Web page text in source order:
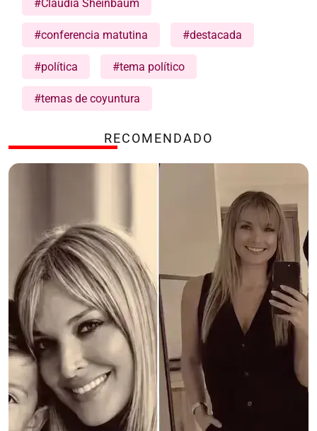
#Claudia Sheinbaum
#conferencia matutina #destacada
#política #tema político
#temas de coyuntura
RECOMENDADO